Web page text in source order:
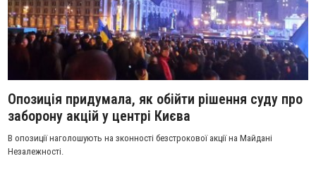
Опозиція придумала, як обійти рішення суду про
заборону акцій у центрі Києва
В опозиції наголошують на зконності безстрокової акції на Майдані
Незалежності.